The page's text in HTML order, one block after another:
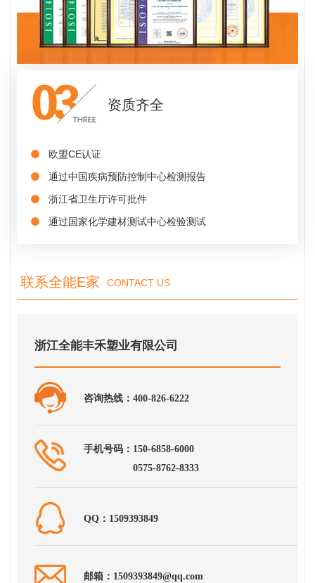
资质齐全
欧盟CE认证
通过中国疾病预防控制中心检测报告
浙江省卫生厅许可批件
通过国家化学建材测试中心检验测试
联系全能E家 CONTACT US
浙江全能丰禾塑业有限公司
咨询热线：400-826-6222
手机号码：150-6858-6000
0575-8762-8333
QQ：1509393849
邮箱：1509393849@qq.com